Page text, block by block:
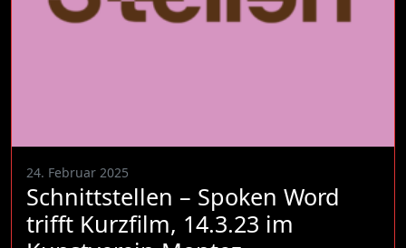
24. Februar 2025
Schnittstellen – Spoken Word
trifft Kurzfilm, 14.3.23 im